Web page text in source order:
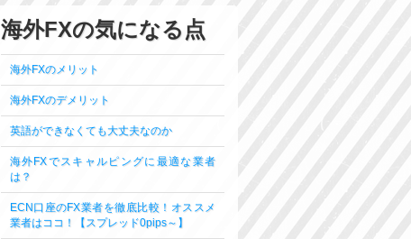
海外FXの気になる点
海外FXのメリット
海外FXのデメリット
英語ができなくても大丈夫なのか
海外FXでスキャルピングに最適な業者
は？
ECN口座のFX業者を徹底比較！オススメ
業者はココ！【スプレッド0pips～】